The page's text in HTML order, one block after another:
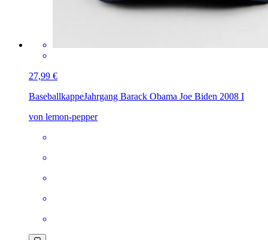
27,99 €
BaseballkappeJahrgang Barack Obama Joe Biden 2008 I
von lemon-pepper